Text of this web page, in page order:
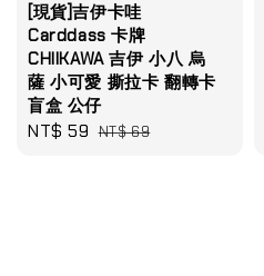
[現貨]吉伊卡哇
Carddass 卡牌
CHIIKAWA 吉伊 小八 烏
薩 小可愛 撕拉卡 翻轉卡
盲盒 公仔
Sale
NT$ 59 Regular
NT$ 69